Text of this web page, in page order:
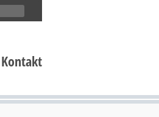
Kontakt